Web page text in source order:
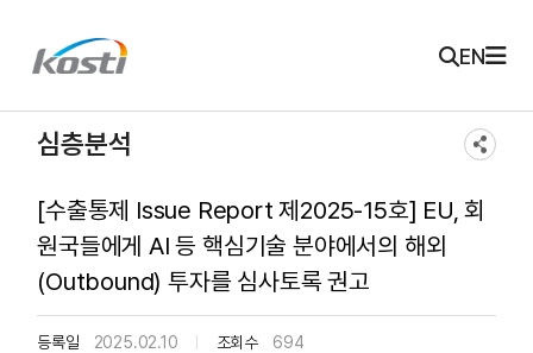
KOSTI 메인 페이지로 이동 EN
심층분석
[수출통제 Issue Report 제2025-15호] EU, 회
원국들에게 AI 등 핵심기술 분야에서의 해외
(Outbound) 투자를 심사토록 권고
등록일 2025.02.10 조회수 694